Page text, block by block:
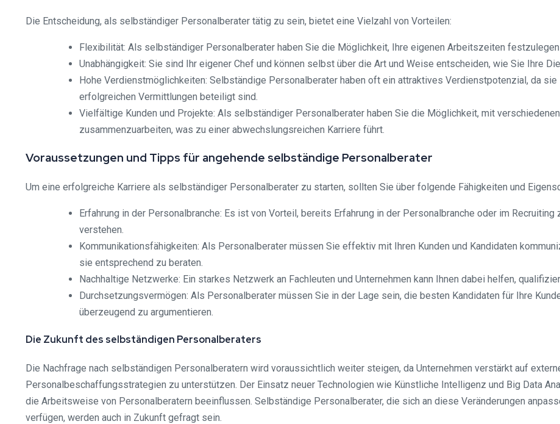
Die Entscheidung, als selbständiger Personalberater tätig zu sein, bietet eine Vielzahl von Vorteilen:
Flexibilität: Als selbständiger Personalberater haben Sie die Möglichkeit, Ihre eigenen Arbeitszeiten festzulegen
Unabhängigkeit: Sie sind Ihr eigener Chef und können selbst über die Art und Weise entscheiden, wie Sie Ihre
Hohe Verdienstmöglichkeiten: Selbständige Personalberater haben oft ein attraktives Verdienstpotenzial, da
erfolgreichen Vermittlungen beteiligt sind.
Vielfältige Kunden und Projekte: Als selbständiger Personalberater haben Sie die Möglichkeit, mit
zusammenzuarbeiten, was zu einer abwechslungsreichen Karriere führt.
Voraussetzungen und Tipps für angehende selbständige Personalberater
Um eine erfolgreiche Karriere als selbständiger Personalberater zu starten, sollten Sie über folgende Fähigkeiten und
Erfahrung in der Personalbranche: Es ist von Vorteil, bereits Erfahrung in der Personalbranche oder im
verstehen.
Kommunikationsfähigkeiten: Als Personalberater müssen Sie effektiv mit Ihren Kunden und Kandidaten
sie entsprechend zu beraten.
Nachhaltige Netzwerke: Ein starkes Netzwerk an Fachleuten und Unternehmen kann Ihnen dabei helfen,
Durchsetzungsvermögen: Als Personalberater müssen Sie in der Lage sein, die besten Kandidaten für Ihre
überzeugend zu argumentieren.
Die Zukunft des selbständigen Personalberaters
Die Nachfrage nach selbständigen Personalberatern wird voraussichtlich weiter steigen, da Unternehmen verstärkt auf
Personalbeschaffungsstrategien zu unterstützen. Der Einsatz neuer Technologien wie Künstliche Intelligenz und Big Data
die Arbeitsweise von Personalberatern beeinflussen. Selbständige Personalberater, die sich an diese Veränderungen
verfügen, werden auch in Zukunft gefragt sein.